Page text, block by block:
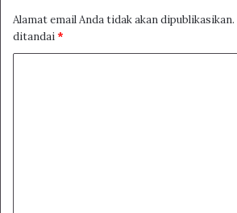
Alamat email Anda tidak akan dipublikasikan.
ditandai*